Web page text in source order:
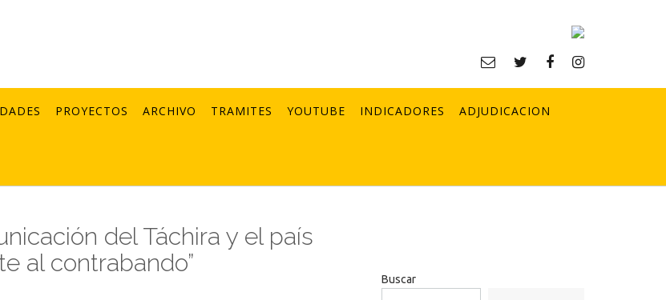
PROYECTOS ARCHIVO TRAMITES YOUTUBE INDICADORES ADJUDICACION
del Táchira y el país
al contrabando”
Buscar